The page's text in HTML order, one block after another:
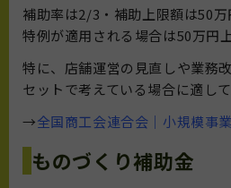
補助率は2/3・補助上限額は50
特例が適用される場合は50万円
特に、店舗運営の見直しや業務
セットで考えている場合に適して
→全国商工会連合会｜小規模事
ものづくり補助金